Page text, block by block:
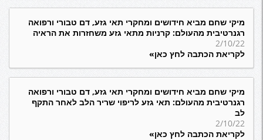
מיקי שחם מביא חידושים ומחקרי תאי גזע, דם טבורי ורפואה
רגנרטיבית מהעולם: קרניות מתאי גזע משחזרות את הראיה
2/10/22
לקריאת הכתבה לחץ כאן»
מיקי שחם מביא חידושים ומחקרי תאי גזע, דם טבורי ורפואה
רגנרטיבית מהעולם: תאי גזע לריפוי שריר הלב לאחר התקף
לב
2/10/22
לקריאת הכתבה לחץ כאן»